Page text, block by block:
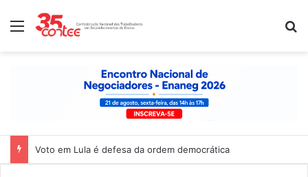
Menu
Voto em Lula é defesa da ordem democrática